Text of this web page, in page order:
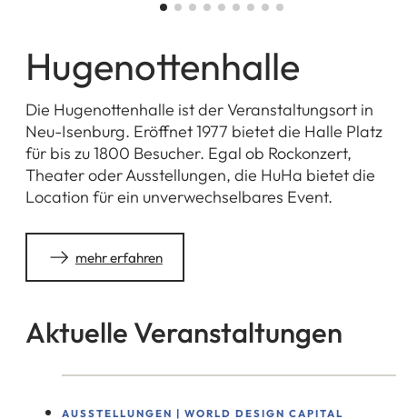
Hugenottenhalle
Die Hugenottenhalle ist der Veranstaltungsort in
Neu-Isenburg. Eröffnet 1977 bietet die Halle Platz
für bis zu 1800 Besucher. Egal ob Rockonzert,
Theater oder Ausstellungen, die HuHa bietet die
Location für ein unverwechselbares Event.
mehr erfahren
Aktuelle Veranstaltungen
AUSSTELLUNGEN | WORLD DESIGN CAPITAL